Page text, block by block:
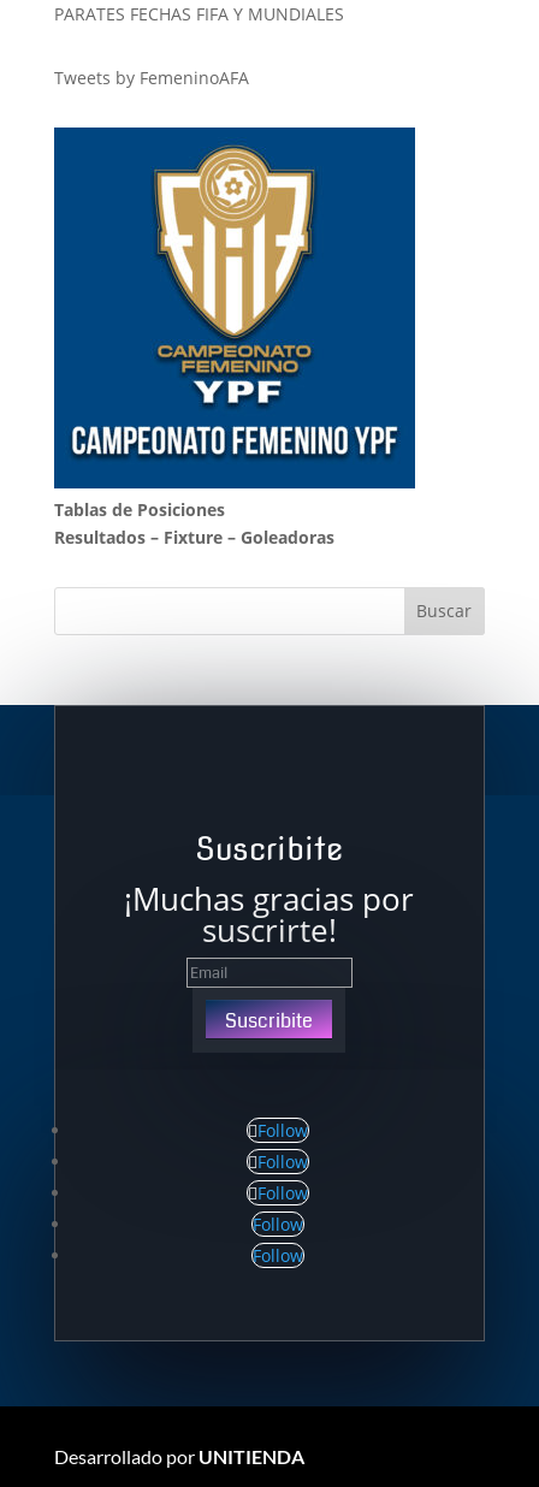
PARATES FECHAS FIFA Y MUNDIALES
Tweets by FemeninoAFA
Tablas de Posiciones
Resultados– Fixture– Goleadoras
Suscribite
¡Muchas gracias por
suscrirte!
Suscribite
Follow
Follow
Follow
Follow
Follow
Desarrollado por UNITIENDA